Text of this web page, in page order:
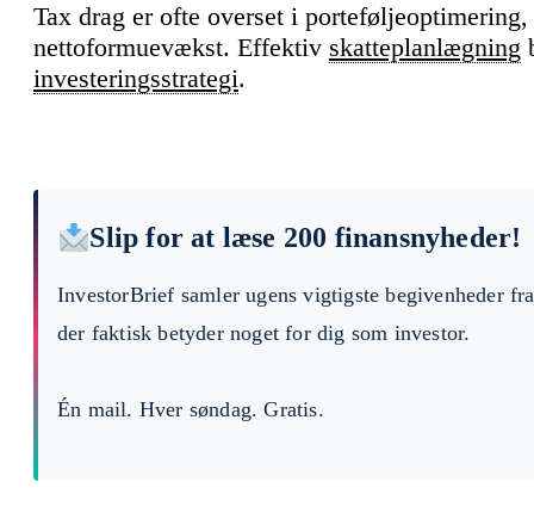
Tax drag er ofte overset i
nettoformuevækst. Effektiv skatteplanlægning
investeringsstrategi.
Slip for at læse 200 finansnyheder!
InvestorBrief samler ugens vigtigste begivenheder
der faktisk betyder noget for dig som investor.
Én mail. Hver søndag. Gratis.